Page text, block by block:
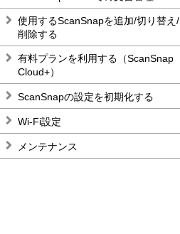
使用するScanSnapを追加/切り替え/
削除する
有料プランを利用する（ScanSnap
Cloud+）
ScanSnapの設定を初期化する
Wi-Fi設定
メンテナンス